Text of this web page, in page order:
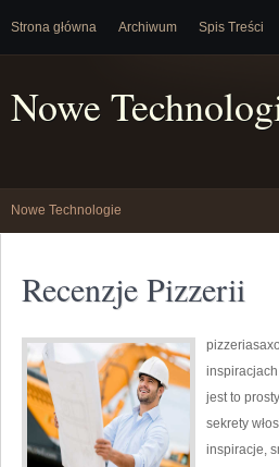
Strona główna Archiwum Spis Treści
Nowe
Nowe Technologie
Recenzje Pizzerii
jest to
sekrety
inspiracje,